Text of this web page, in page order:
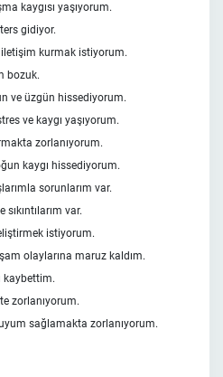
kaygısı yaşıyorum.
gidiyor.
kurmak istiyorum.
bozuk.
ve üzgün hissediyorum.
ve kaygı yaşıyorum.
zorlanıyorum.
kaygı hissediyorum.
sorunlarım var.
var.
istiyorum.
olaylarına maruz kaldım.
kaybettim.
zorlanıyorum.
sağlamakta zorlanıyorum.